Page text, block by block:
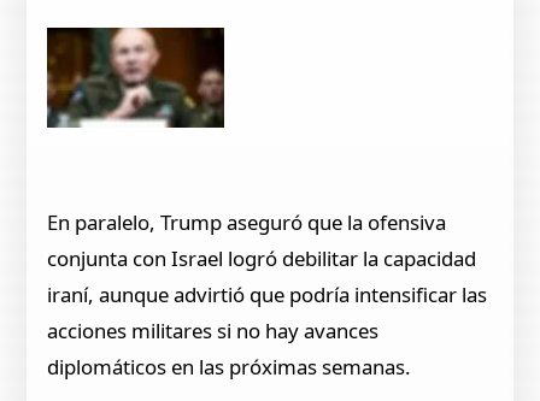
En paralelo, Trump aseguró que la ofensiva
conjunta con Israel logró debilitar la capacidad
iraní, aunque advirtió que podría intensificar las
acciones militares si no hay avances
diplomáticos en las próximas semanas.